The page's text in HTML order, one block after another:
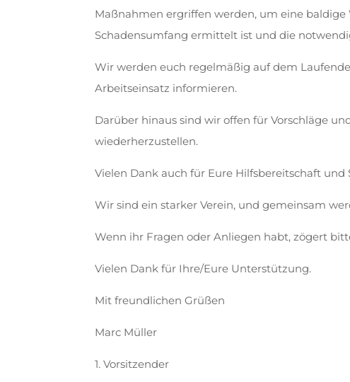
Maßnahmen ergriffen werden, um eine
Schadensumfang ermittelt ist und die
Wir werden euch regelmäßig auf dem
Arbeitseinsatz informieren.
Darüber hinaus sind wir offen für Vorschläge
wiederherzustellen.
Vielen Dank auch für Eure Hilfsbereitschaft
Wir sind ein starker Verein, und gemeinsam
Wenn ihr Fragen oder Anliegen habt, zögert
Vielen Dank für Ihre/Eure Unterstützung.
Mit freundlichen Grüßen
Marc Müller
1. Vorsitzender